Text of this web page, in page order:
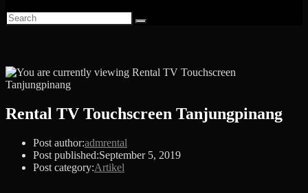
Rental TV Touchscreen Tanjungpinang
Post author:admrental
Post published:September 5, 2019
Post category:Artikel